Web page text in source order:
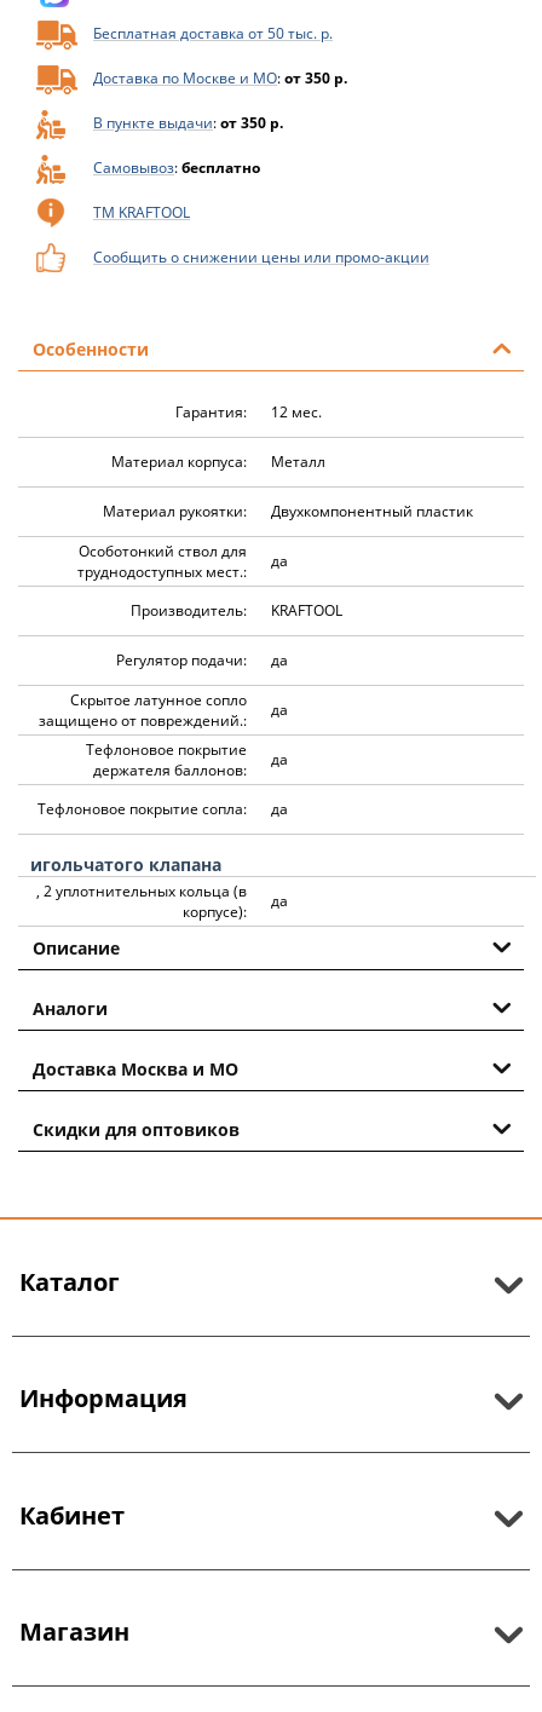
Бесплатная доставка от 50 тыс. р.
Доставка по Москве и МО:от 350 р.
В пункте выдачи:от 350 р.
Самовывоз:бесплатно
ТМ KRAFTOOL
Сообщить о снижении цены или промо-акции
Особенности
Гарантия: 12 мес.
Материал корпуса: Металл
Материал рукоятки:
Двухкомпонентный пластик
Особотонкий ствол для
труднодоступных мест.:
да
Производитель: KRAFTOOL
Регулятор подачи:
да
Скрытое латунное сопло
защищено от повреждений.:
да
Тефлоновое покрытие
держателя баллонов:
да
Тефлоновое покрытие сопла: да
игольчатого клапана
, 2 уплотнительных кольца (в
корпусе):
да
Описание
Аналоги
Доставка Москва и МО
Скидки для оптовиков
Каталог
Информация
Кабинет
Магазин